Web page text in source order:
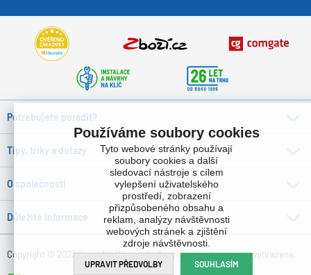
Potřebujete poradit?
Tipy, triky a dotazy
O společnosti
Důležité informace
Copyright © 2022 Consulta Bürotechnik s.r.o. , Všechna práva vyhrazena.
Používáme soubory cookies
Tyto webové stránky používají
soubory cookies a další
sledovací nástroje s cílem
vylepšení uživatelského
prostředí, zobrazení
přizpůsobeného obsahu a
reklam, analýzy návštěvnosti
webových stránek a zjištění
zdroje návštěvnosti.
UPRAVIT PŘEDVOLBY SOUHLASÍM